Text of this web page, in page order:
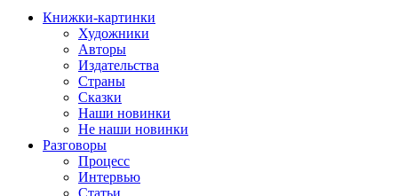
Книжки-картинки
Художники
Авторы
Издательства
Страны
Сказки
Наши новинки
Не наши новинки
Разговоры
Процесс
Интервью